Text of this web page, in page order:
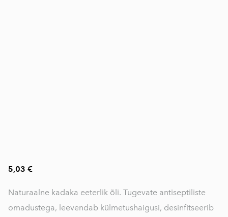
5,03 €
Naturaalne kadaka eeterlik õli. Tugevate antiseptiliste
omadustega, leevendab külmetushaigusi, desinfitseerib